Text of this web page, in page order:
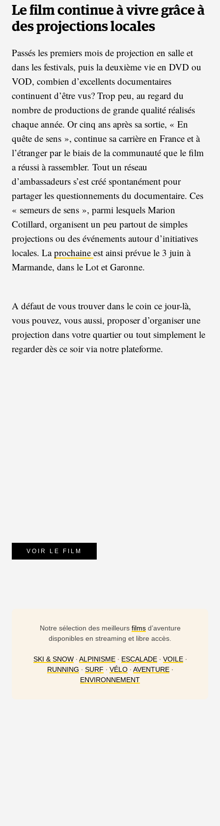
Le film continue à vivre grâce à
des projections locales
Passés les premiers mois de projection en salle et
dans les festivals, puis la deuxième vie en DVD ou
VOD, combien d’excellents documentaires
continuent d’être vus? Trop peu, au regard du
nombre de productions de grande qualité réalisés
chaque année. Or cinq ans après sa sortie, « En
quête de sens », continue sa carrière en France et à
l’étranger par le biais de la communauté que le film
a réussi à rassembler. Tout un réseau
d’ambassadeurs s’est créé spontanément pour
partager les questionnements du documentaire. Ces
« semeurs de sens », parmi lesquels Marion
Cotillard, organisent un peu partout de simples
projections ou des événements autour d’initiatives
locales. Laprochaine est ainsi prévue le 3 juin à
Marmande, dans le Lot et Garonne.
A défaut de vous trouver dans le coin ce jour-là,
vous pouvez, vous aussi, proposer d’organiser une
projection dans votre quartier ou tout simplement le
regarder dès ce soir via notre plateforme.
VOIR LE FILM
Notre sélection des meilleurs filmsd’aventure
disponibles en streaming et libre accès.
SKI & SNOW∙ ALPINISME∙ ESCALADE∙ VOILE∙
RUNNING ∙ SURF ∙ VÉLO∙ AVENTURE∙
ENVIRONNEMENT